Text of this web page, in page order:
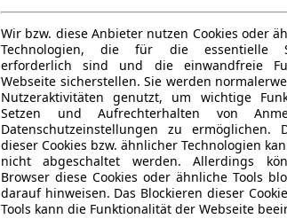
Wir bzw. diese Anbieter nutzen Cookies oder
Technologien, die für die essentielle
erforderlich sind und die einwandfreie
Webseite sicherstellen. Sie werden
Nutzeraktivitäten genutzt, um wichtige
Setzen und Aufrechterhalten von
Datenschutzeinstellungen zu ermöglichen.
dieser Cookies bzw. ähnlicher Technologien
nicht abgeschaltet werden. Allerdings
Browser diese Cookies oder ähnliche Tools
darauf hinweisen. Das Blockieren dieser
Tools kann die Funktionalität der Webseite